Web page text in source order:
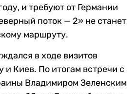
и требуют от Германии
поток — 2» не станет
маршруту.
в ходе визитов
и Киев. По итогам встречи с
Владимиром Зеленским